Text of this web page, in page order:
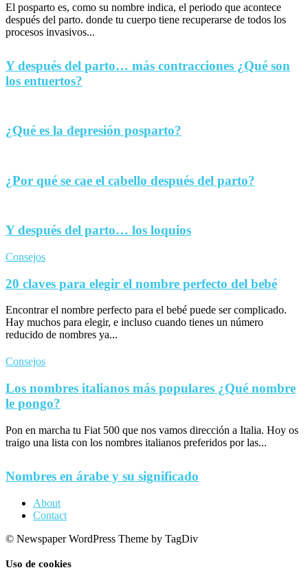
El posparto es, como su nombre indica, el periodo que acontece
después del parto. donde tu cuerpo tiene recuperarse de todos los
procesos invasivos...
Y después del parto… más contracciones ¿Qué son
los entuertos?
¿Qué es la depresión posparto?
¿Por qué se cae el cabello después del parto?
Y después del parto… los loquios
Consejos
20 claves para elegir el nombre perfecto del bebé
Encontrar el nombre perfecto para el bebé puede ser complicado.
Hay muchos para elegir, e incluso cuando tienes un número
reducido de nombres ya...
Consejos
Los nombres italianos más populares ¿Qué nombre
le pongo?
Pon en marcha tu Fiat 500 que nos vamos dirección a Italia. Hoy os
traigo una lista con los nombres italianos preferidos por las...
Nombres en árabe y su significado
About
Contact
© Newspaper WordPress Theme by TagDiv
Uso de cookies